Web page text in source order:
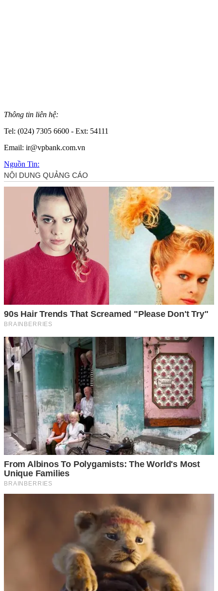
Thông tin liên hệ:
Tel: (024) 7305 6600 - Ext: 54111
Email: ir@vpbank.com.vn
Nguồn Tin: